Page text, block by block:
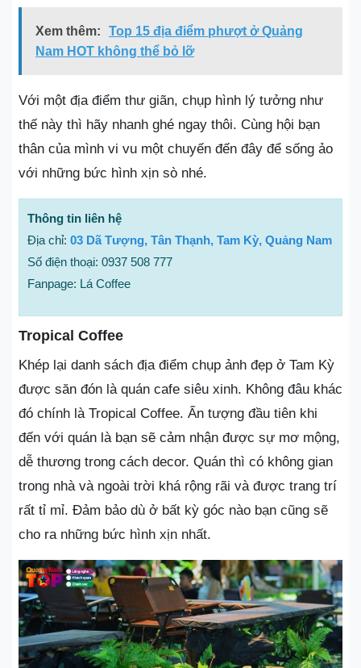
Xem thêm:
Top 15 địa điểm phượt ở Quảng
Nam HOT không thể bỏ lỡ
Với một địa điểm thư giãn, chụp hình lý tưởng như
thế này thì hãy nhanh ghé ngay thôi. Cùng hội bạn
thân của mình vi vu một chuyến đến đây để sống ảo
với những bức hình xịn sò nhé.
Thông tin liên hệ
Địa chỉ: 03 Dã Tượng, Tân Thạnh, Tam Kỳ, Quảng Nam
Số điện thoại: 0937 508 777
Fanpage: Lá Coffee
Tropical Coffee
Khép lại danh sách địa điểm chụp ảnh đẹp ở Tam Kỳ
được săn đón là quán cafe siêu xinh. Không đâu khác
đó chính là Tropical Coffee. Ấn tượng đầu tiên khi
đến với quán là bạn sẽ cảm nhận được sự mơ mộng,
dễ thương trong cách decor. Quán thì có không gian
trong nhà và ngoài trời khá rộng rãi và được trang trí
rất tỉ mỉ. Đảm bảo dù ở bất kỳ góc nào bạn cũng sẽ
cho ra những bức hình xịn nhất.